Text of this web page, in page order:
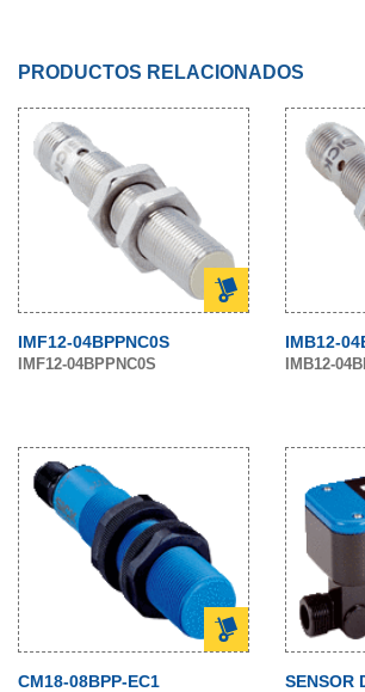
PRODUCTOS RELACIONADOS
IMF12-04BPPNC0S
IMF12-04BPPNC0S
IMB12-
IMB12-
CM18-08BPP-EC1
SENSOR